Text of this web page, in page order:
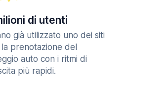
di utenti
già utilizzato uno dei siti
prenotazione del
auto con i ritmi di
più rapidi.